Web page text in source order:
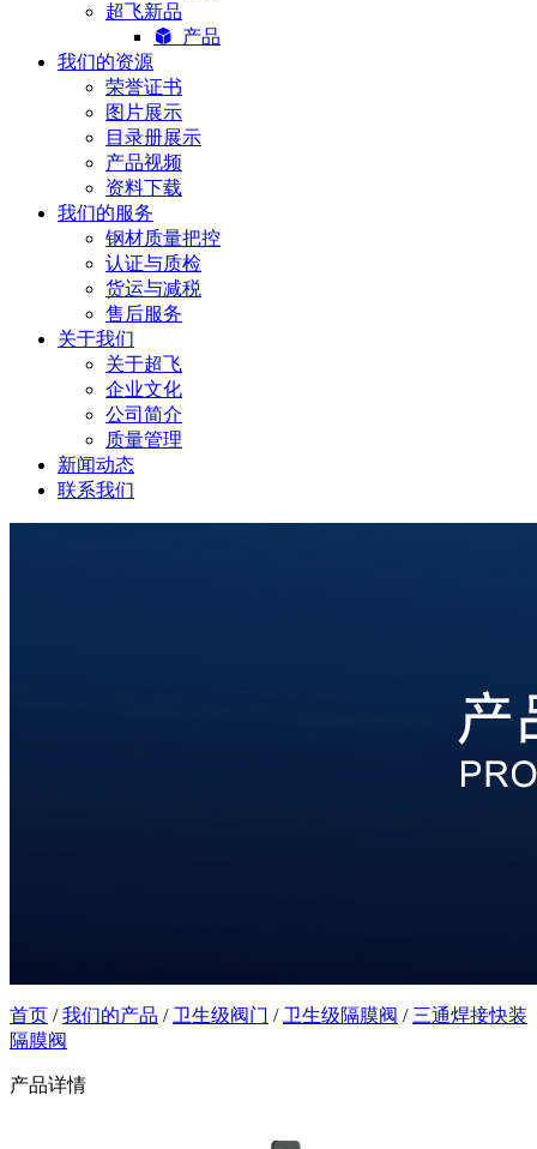
超飞新品
产品
我们的资源
荣誉证书
图片展示
目录册展示
产品视频
资料下载
我们的服务
钢材质量把控
认证与质检
货运与减税
售后服务
关于我们
关于超飞
企业文化
公司简介
质量管理
新闻动态
联系我们
首页 /我们的产品 / 卫生级阀门 / 卫生级隔膜阀 / 三通焊接快装
隔膜阀
产品详情